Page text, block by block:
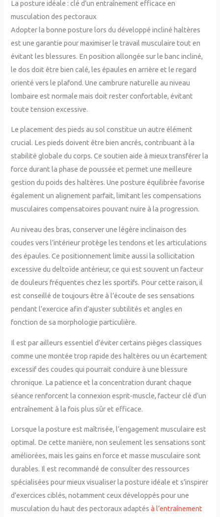
La posture idéale : clé d’un entraînement efficace en
musculation des pectoraux
Adopter la bonne posture lors du développé incliné haltères
est une garantie pour maximiser le travail musculaire tout en
évitant les blessures. En position allongée sur le banc incliné,
le dos doit être bien calé, les épaules en arrière et le regard
orienté vers le plafond. Une cambrure naturelle au niveau
lombaire est normale mais doit rester confortable, évitant
toute tension excessive.
Le placement des pieds au sol constitue un autre élément
crucial. Les pieds doivent être bien ancrés, contribuant à la
stabilité globale du corps. Ce soutien aide à mieux transférer la
force durant la phase de poussée et permet une meilleure
gestion du poids des haltères. Une posture équilibrée favorise
également un alignement parfait, limitant les compensations
musculaires compensatoires pouvant nuire à la progression.
Au niveau des bras, conserver une légère inclinaison des
coudes vers l’intérieur protège les tendons et les articulations
des épaules. Ce positionnement limite aussi la sollicitation
excessive du deltoïde antérieur, ce qui est souvent un facteur
de douleurs fréquentes chez les sportifs. Pour cette raison, il
est conseillé de toujours être à l’écoute de ses sensations
pendant l’exercice afin d’ajuster subtilités et angles en
fonction de sa morphologie particulière.
Il est par ailleurs essentiel d’éviter certains pièges classiques
comme une montée trop rapide des haltères ou un écartement
excessif des coudes qui pourrait conduire à une blessure
chronique. La patience et la concentration durant chaque
séance renforcent la connexion esprit-muscle, facteur clé d’un
entraînement à la fois plus sûr et efficace.
Lorsque la posture est maîtrisée, l’engagement musculaire est
optimal. De cette manière, non seulement les sensations sont
améliorées, mais les gains en force et masse musculaire sont
durables. Il est recommandé de consulter des ressources
spécialisées pour mieux visualiser la posture idéale et s’inspirer
d’exercices ciblés, notamment ceux développés pour une
musculation du haut des pectoraux adaptésà l’entraînement